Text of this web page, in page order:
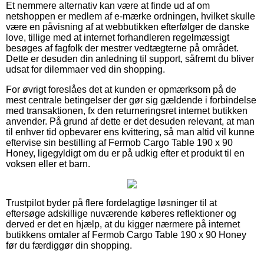
Et nemmere alternativ kan være at finde ud af om
netshoppen er medlem af e-mærke ordningen, hvilket skulle
være en påvisning af at webbutikken efterfølger de danske
love, tillige med at internet forhandleren regelmæssigt
besøges af fagfolk der mestrer vedtægterne på området.
Dette er desuden din anledning til support, såfremt du bliver
udsat for dilemmaer ved din shopping.
For øvrigt foreslåes det at kunden er opmærksom på de
mest centrale betingelser der gør sig gældende i forbindelse
med transaktionen, fx den returneringsret internet butikken
anvender. På grund af dette er det desuden relevant, at man
til enhver tid opbevarer ens kvittering, så man altid vil kunne
eftervise sin bestilling af Fermob Cargo Table 190 x 90
Honey, ligegyldigt om du er på udkig efter et produkt til en
voksen eller et barn.
Trustpilot byder på flere fordelagtige løsninger til at
eftersøge adskillige nuværende køberes reflektioner og
derved er det en hjælp, at du kigger nærmere på internet
butikkens omtaler af Fermob Cargo Table 190 x 90 Honey
før du færdiggør din shopping.